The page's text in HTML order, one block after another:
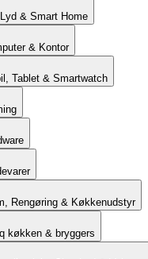
& Smart Home
& Kontor
Tablet & Smartwatch
Rengøring & Køkkenudstyr
køkken & bryggers